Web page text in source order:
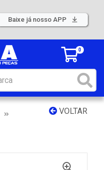
Baixe já nosso APP
0
VOLTAR